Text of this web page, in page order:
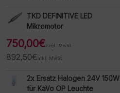
TKD DEFINITIVE LED
Mikromotor
750,00€zzgl. MwSt.
892,50€ inkl. MwSt.
2x Ersatz Halogen 24V 150W
für KaVo OP Leuchte